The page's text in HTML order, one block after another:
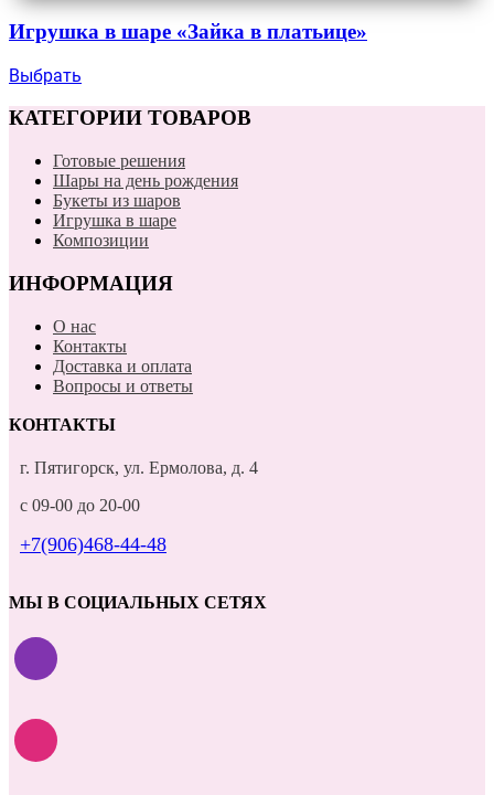
Игрушка в шаре «Зайка в платьице»
Выбрать
КАТЕГОРИИ ТОВАРОВ
Готовые решения
Шары на день рождения
Букеты из шаров
Игрушка в шаре
Композиции
ИНФОРМАЦИЯ
О нас
Контакты
Доставка и оплата
Вопросы и ответы
КОНТАКТЫ
г. Пятигорск, ул. Ермолова, д. 4
с 09-00 до 20-00
+7(906)468-44-48
МЫ В СОЦИАЛЬНЫХ СЕТЯХ